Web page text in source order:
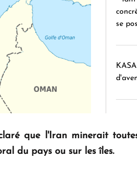
se
que l'Iran minerait
du pays ou sur les îles.